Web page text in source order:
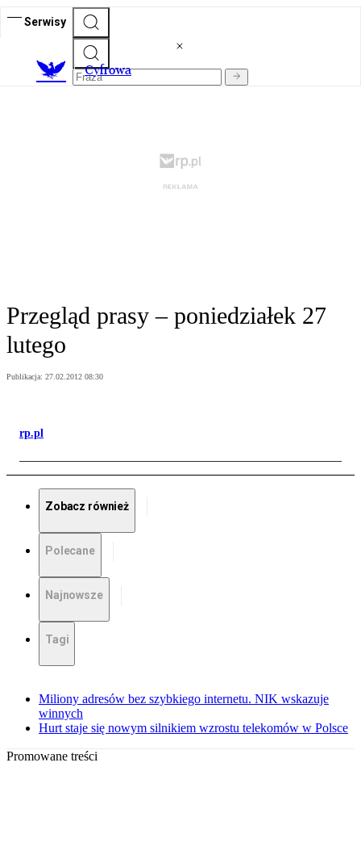
Serwisy
Cyfrowa
Przegląd prasy – poniedziałek 27
lutego
Publikacja: 27.02.2012 08:30
rp.pl
Zobacz również
Polecane
Najnowsze
Tagi
Miliony adresów bez szybkiego internetu. NIK wskazuje
winnych
Hurt staje się nowym silnikiem wzrostu telekomów w Polsce
Promowane treści